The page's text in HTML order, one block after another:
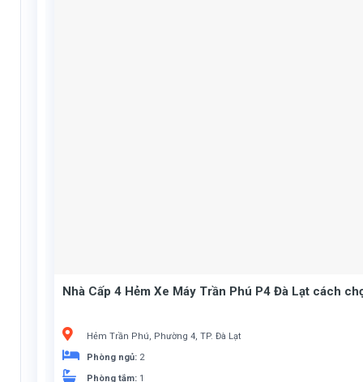
Nhà Cấp 4 Hẻm Xe Máy Trần Phú P4 Đà Lạt cách
Hẻm Trần Phú, Phường 4, TP. Đà Lạt
Phòng ngủ: 2
Phòng tắm: 1